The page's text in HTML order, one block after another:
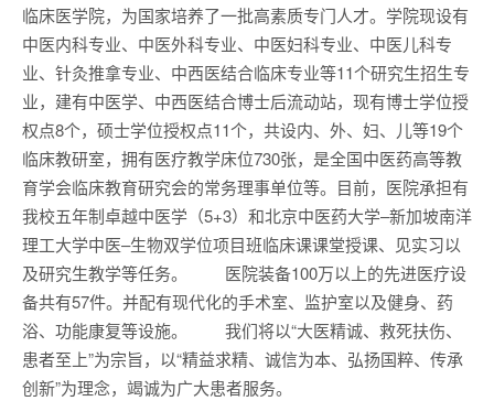
临床医学院，为国家培养了一批高素质专门人才。学院现设有
中医内科专业、中医外科专业、中医妇科专业、中医儿科专
业、针灸推拿专业、中西医结合临床专业等11个研究生招生专
业，建有中医学、中西医结合博士后流动站，现有博士学位授
权点8个，硕士学位授权点11个，共设内、外、妇、儿等19个
临床教研室，拥有医疗教学床位730张，是全国中医药高等教
育学会临床教育研究会的常务理事单位等。目前，医院承担有
我校五年制卓越中医学（5+3）和北京中医药大学–新加坡南洋
理工大学中医–生物双学位项目班临床课课堂授课、见实习以
及研究生教学等任务。 医院装备100万以上的先进医疗设
备共有57件。并配有现代化的手术室、监护室以及健身、药
浴、功能康复等设施。 我们将以“大医精诚、救死扶伤、
患者至上”为宗旨，以“精益求精、诚信为本、弘扬国粹、传承
创新”为理念，竭诚为广大患者服务。